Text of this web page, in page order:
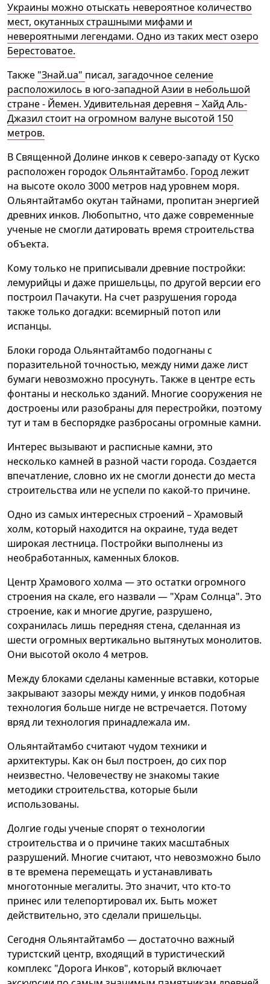
Украины можно отыскать невероятное количество
мест, окутанных страшными мифами и
невероятными легендами. Одно из таких мест озеро
Берестоватое.
Также "Знай.ua" писал, загадочное селение
расположилось в юго-западной Азии в небольшой
стране - Йемен. Удивительная деревня – Хайд Аль-
Джазил стоит на огромном валуне высотой 150
метров.
В Священной Долине инков к северо-западу от Куско
расположен городок Ольянтайтамбо. Городлежит
на высоте около 3000 метров над уровнем моря.
Ольянтайтамбо окутан тайнами, пропитан энергией
древних инков. Любопытно, что даже современные
ученые не смогли датировать время строительства
объекта.
Кому только не приписывали древние постройки:
лемурийцы и даже пришельцы, по другой версии его
построил Пачакути. На счет разрушения города
также только догадки: всемирный потоп или
испанцы.
Блоки города Ольянтайтамбо подогнаны с
поразительной точностью, между ними даже лист
бумаги невозможно просунуть. Также в центре есть
фонтаны и несколько зданий. Многие сооружения не
достроены или разобраны для перестройки, поэтому
тут и там в беспорядке разбросаны огромные камни.
Интерес вызывают и расписные камни, это
несколько камней в разной части города. Создается
впечатление, словно их не смогли донести до места
строительства или не успели по какой-то причине.
Одно из самых интересных строений – Храмовый
холм, который находится на окраине, туда ведет
широкая лестница. Постройки выполнены из
необработанных, каменных блоков.
Центр Храмового холма — это остатки огромного
строения на скале, его назвали — "Храм Солнца". Это
строение, как и многие другие, разрушено,
сохранилась лишь передняя стена, сделанная из
шести огромных вертикально вытянутых монолитов.
Они высотой около 4 метров.
Между блоками сделаны каменные вставки, которые
закрывают зазоры между ними, у инков подобная
технология больше нигде не встречается. Потому
вряд ли технология принадлежала им.
Ольянтайтамбо считают чудом техники и
архитектуры. Как он был построен, до сих пор
неизвестно. Человечеству не знакомы такие
методики строительства, которые были
использованы.
Долгие годы ученые спорят о технологии
строительства и о причине таких масштабных
разрушений. Многие считают, что невозможно было
в те времена перемещать и устанавливать
многотонные мегалиты. Это значит, что кто-то
принес или телепортировал их. Быть может
действительно, это сделали пришельцы.
Сегодня Ольянтайтамбо — достаточно важный
туристский центр, входящий в туристический
комплекс "Дорога Инков", который включает